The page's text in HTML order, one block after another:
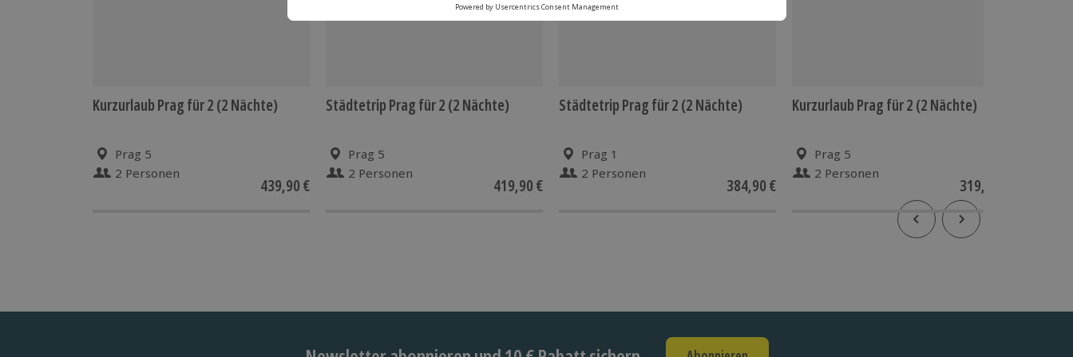
Kurzurlaub Prag für 2 (2 Nächte)
Prag 5
2 Personen
439,90 €
Städtetrip Prag für 2 (2 Nächte)
Prag 5
2 Personen
419,90 €
Städtetrip Prag für 2 (2 Nächte)
Prag 1
2 Personen
384,90 €
Kurzurlaub Prag für 2 (2 Nächte)
Prag 5
2 Personen
319,90 €